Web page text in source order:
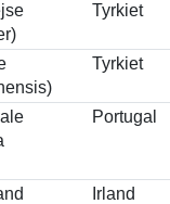
Tyrkiet
Tyrkiet
Portugal
Irland